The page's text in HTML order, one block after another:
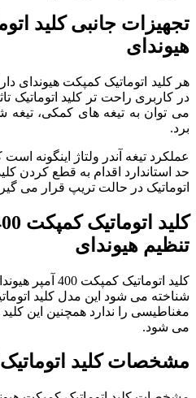
تجهیزات جانبی کلید
هیوندای
هر کلید اتوماتیک کمپکت هیوندای
در کاربری راحت تر کلید اتوماتیک
می توان به تیغه های کمکی، تیغه
برد.
عملکرد تیغه آندر ولتاژ اینگونه
حد استاندارد اقدام به قطع کردن
اتوماتیک در حالت تریپ قرار می
تنظیم هیوندای
شناخته می شود این مدل کلید
مغناطیسی را ندارد همچنین این
می شود.
مشخصات کلید